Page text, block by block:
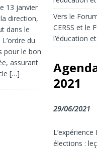
13 janvier
direction,
dans le
du
pour le bon
assurant
[…]
Vers le
CERSS et le
l’éducation
2021
29/06/2021
élections :